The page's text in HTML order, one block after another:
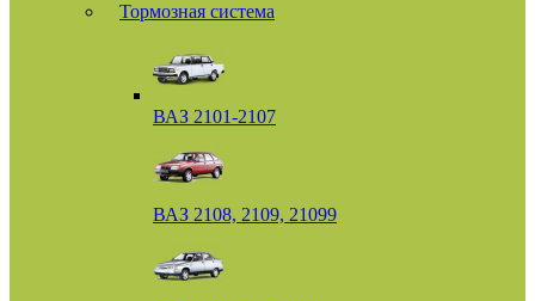
Тормозная система
ВАЗ 2101-2107
ВАЗ 2108, 2109, 21099